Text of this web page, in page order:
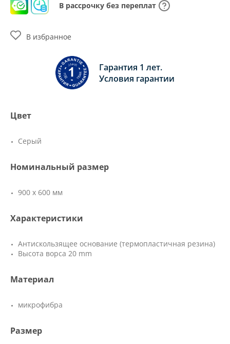
В рассрочку без переплат
Гарантия 1 лет.
Условия гарантии
В избранное
Цвет
Серый
Номинальный размер
900 х 600 мм
Характеристики
Антискользящее основание (термопластичная резина)
Высота ворса 20 mm
Материал
микрофибра
Размер